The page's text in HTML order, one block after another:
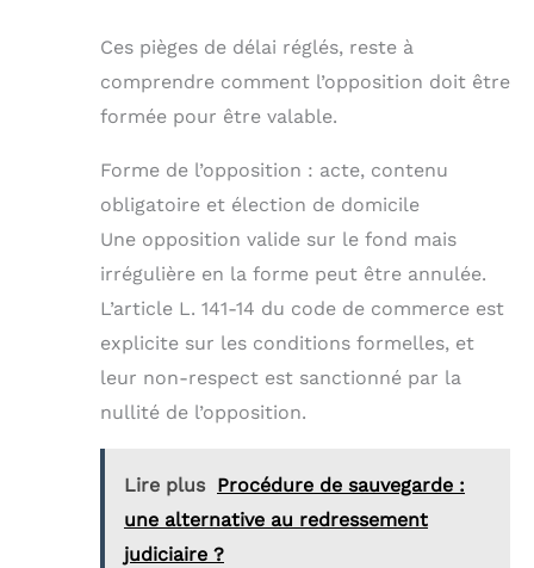
Ces pièges de délai réglés, reste à
comprendre comment l’opposition doit être
formée pour être valable.
Forme de l’opposition : acte, contenu
obligatoire et élection de domicile
Une opposition valide sur le fond mais
irrégulière en la forme peut être annulée.
L’article L. 141-14 du code de commerce est
explicite sur les conditions formelles, et
leur non-respect est sanctionné par la
nullité de l’opposition.
Lire plus Procédure de sauvegarde :
une alternative au redressement
judiciaire ?